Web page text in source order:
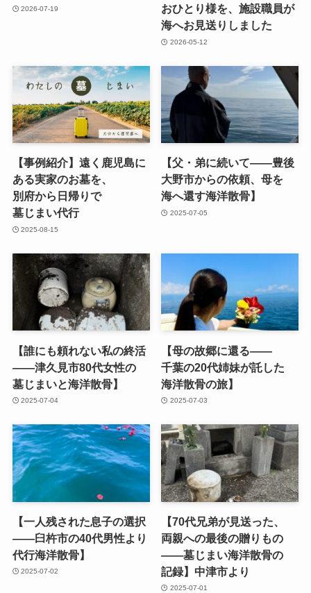
2026-07-19
おひとり様を、​施設職員が​
海へお見送りしました
2026-05-12
【事例紹介】遠く​鹿児島に​
ある​実家の​お墓を、​
別府から​日帰りで​
墓じまい代行
2025-08-15
【父・弟に​続いて​——豊後​
大野市からの​依頼、​母を​
海へ還す海洋散骨】
2025-07-05
【誰にも​頼れない​私の​終活
——津久見市80​代女性の​
墓じまいと​海洋散骨】
2025-07-04
【母の​故郷に​還る​——
千葉の​20代姉妹が​託した​
海洋散骨の​旅】
2025-07-03
【一人残された​息子の​選択
——臼杵市の​40​代男性より​
代行海洋散骨】
2025-07-02
【70代兄弟が​見送った、​
両親への​最後の​贈りもの​
——墓じまい​海洋散骨の​
記録】中津市より
2025-07-01